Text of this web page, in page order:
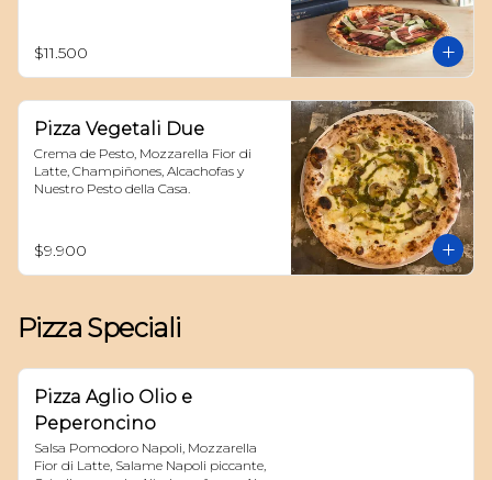
$11.500
Pizza Vegetali Due
Crema de Pesto, Mozzarella Fior di
Latte, Champiñones, Alcachofas y
Nuestro Pesto della Casa.
$9.900
Pizza Speciali
Pizza Aglio Olio e
Peperoncino
Salsa Pomodoro Napoli, Mozzarella
Fior di Latte, Salame Napoli piccante,